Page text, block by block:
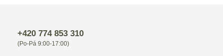
+420 774 853 310
(Po-Pá 9:00-17:00)